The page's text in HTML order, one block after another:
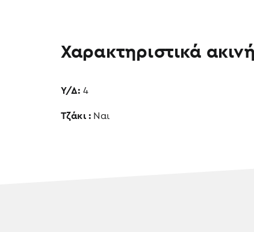
Χαρακτηριστικά
Υ/Δ: 4
Τζάκι : Ναι